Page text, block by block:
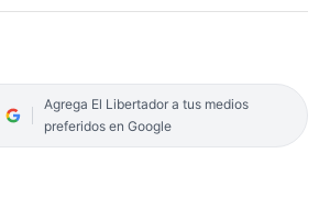
Agrega El Libertador a tus medios
preferidos en Google